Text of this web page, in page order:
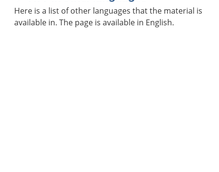
Here is a list of other languages that the material is
available in. The page is available in English.